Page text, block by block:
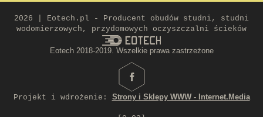
2026 | Eotech.pl - Producent obudów studni, studni
wodomierzowych, przydomowych oczyszczalni ścieków
Eotech 2018-2019. Wszelkie prawa zastrzeżone
Projekt i wdrożenie: Strony i Sklepy WWW - Internet.Media